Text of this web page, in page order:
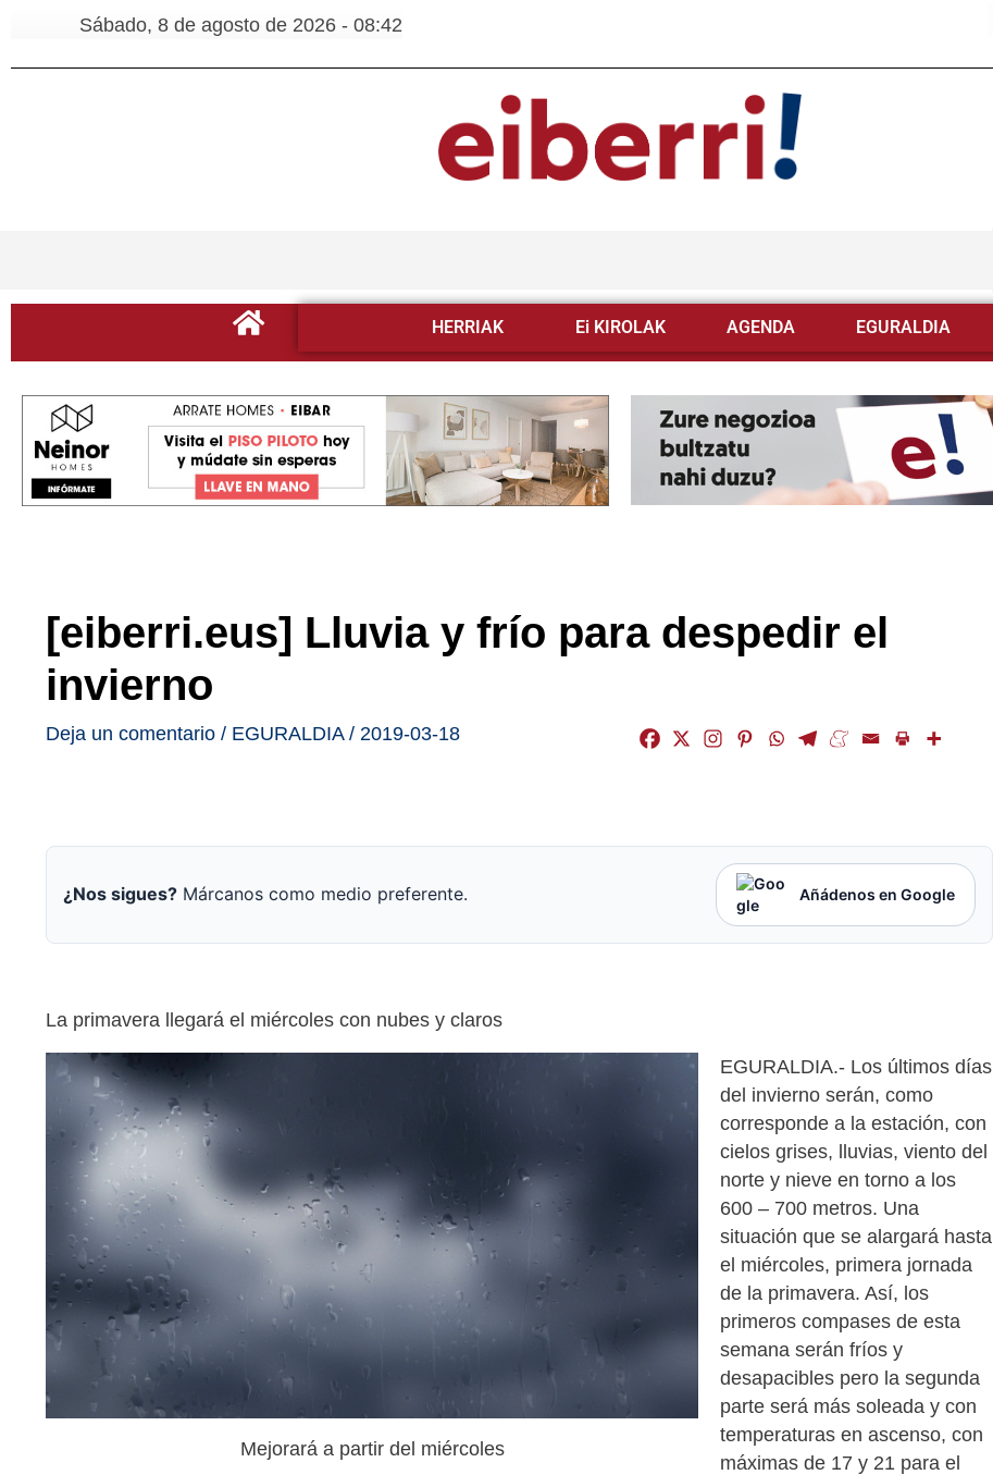
Sábado, 8 de agosto de 2026 - 08:42
HERRIAK Ei KIROLAK AGENDA EGURALDIA
[eiberri.eus] Lluvia y frío para despedir el
invierno
Deja un comentario / EGURALDIA/ 2019-03-18
¿Nos sigues? Márcanos como medio preferente. Añádenos en Google
La primavera llegará el miércoles con nubes y claros
Mejorará a partir del miércoles
EGURALDIA.- Los últimos días
del invierno serán, como
corresponde a la estación, con
cielos grises, lluvias, viento del
norte y nieve en torno a los
600 – 700 metros. Una
situación que se alargará hasta
el miércoles, primera jornada
de la primavera. Así, los
primeros compases de esta
semana serán fríos y
desapacibles pero la segunda
parte será más soleada y con
temperaturas en ascenso, con
máximas de 17 y 21 para el